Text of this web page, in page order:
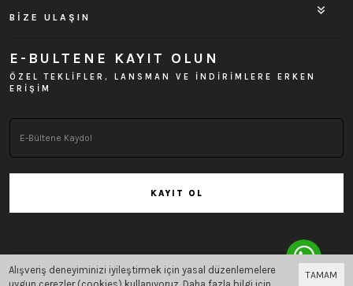
BİZE ULAŞIN
E-BULTENE KAYIT OLUN
ÖZEL TEKLİFLER, LANSMAN VE İNDİRİMLERE ERKEN
ERİŞİM
KAYIT OL
Bu site Vikaon E-Ticaret sistemleriile hazırlanmıştır.
TAMAM
Alışveriş deneyiminizi iyileştirmek için yasal düzenlemelere